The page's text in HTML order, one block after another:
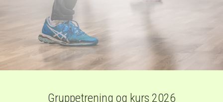
Gruppetrening og kurs 2026